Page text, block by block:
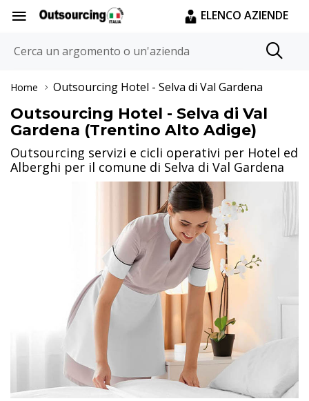
ELENCO AZIENDE
Home Outsourcing Hotel - Selva di Val Gardena
Outsourcing Hotel - Selva di Val
Gardena (Trentino Alto Adige)
Outsourcing servizi e cicli operativi per Hotel ed
Alberghi per il comune di Selva di Val Gardena